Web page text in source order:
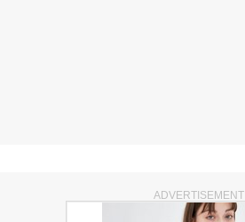
ADVERTISEMENT